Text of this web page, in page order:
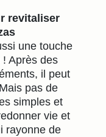
revitaliser
une touche
Après des
il peut
pas de
simples et
vie et
rayonne de